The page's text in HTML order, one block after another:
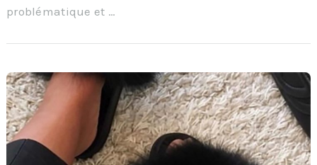
problématique et …